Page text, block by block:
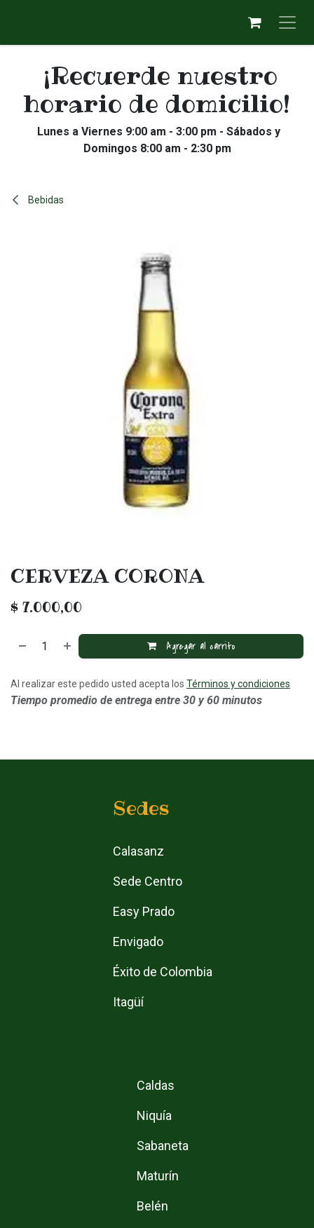
¡Recuerde nuestro
horario de domicilio!
Lunes a Viernes 9:00 am - 3:00 pm - Sábados y
Domingos 8:00 am - 2:30 pm
Bebidas
CERVEZA CORONA
$ 7.000,00
Agregar al carrito
Al realizar este pedido usted acepta los Términos y condiciones
Tiempo promedio de entrega entre 30 y 60 minutos
Sedes
Calasanz
Sede Centro
Easy Prado
Envigado
Éxito de Colombia
Itagüí
Caldas
Niquía
Sabaneta
Maturín
Belén